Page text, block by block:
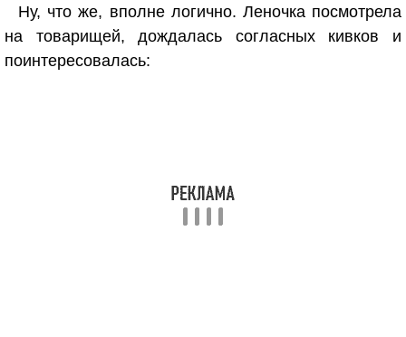
Ну, что же, вполне логично. Леночка посмотрела
на товарищей, дождалась согласных кивков и
поинтересовалась: